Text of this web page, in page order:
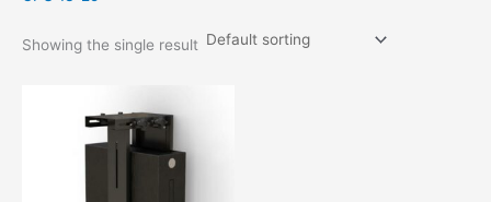
Showing the single result